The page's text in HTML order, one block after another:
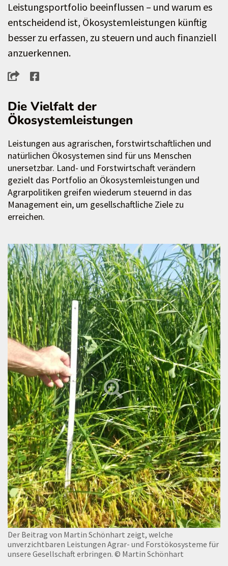
Leistungsportfolio beeinflussen – und warum es
entscheidend ist, Ökosystemleistungen künftig
besser zu erfassen, zu steuern und auch finanziell
anzuerkennen.
Die Vielfalt der
Ökosystemleistungen
Leistungen aus agrarischen, forstwirtschaftlichen und
natürlichen Ökosystemen sind für uns Menschen
unersetzbar. Land- und Forstwirtschaft verändern
gezielt das Portfolio an Ökosystemleistungen und
Agrarpolitiken greifen wiederum steuernd in das
Management ein, um gesellschaftliche Ziele zu
erreichen.
Der Beitrag von Martin Schönhart zeigt, welche
unverzichtbaren Leistungen Agrar- und Forstökosysteme für
unsere Gesellschaft erbringen. © Martin Schönhart